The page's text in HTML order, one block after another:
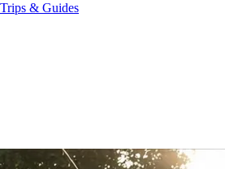
Trips & Guides